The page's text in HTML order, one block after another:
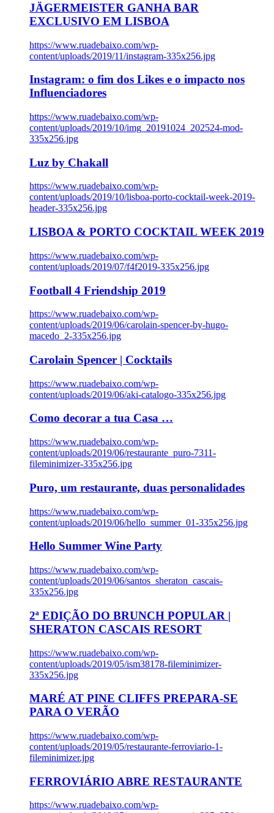
JÄGERMEISTER GANHA BAR
EXCLUSIVO EM LISBOA
https://www.ruadebaixo.com/wp-
content/uploads/2019/11/instagram-335x256.jpg
Instagram: o fim dos Likes e o impacto nos
Influenciadores
https://www.ruadebaixo.com/wp-
content/uploads/2019/10/img_20191024_202524-mod-
335x256.jpg
Luz by Chakall
https://www.ruadebaixo.com/wp-
content/uploads/2019/10/lisboa-porto-cocktail-week-2019-
header-335x256.jpg
LISBOA & PORTO COCKTAIL WEEK 2019
https://www.ruadebaixo.com/wp-
content/uploads/2019/07/f4f2019-335x256.jpg
Football 4 Friendship 2019
https://www.ruadebaixo.com/wp-
content/uploads/2019/06/carolain-spencer-by-hugo-
macedo_2-335x256.jpg
Carolain Spencer | Cocktails
https://www.ruadebaixo.com/wp-
content/uploads/2019/06/aki-catalogo-335x256.jpg
Como decorar a tua Casa …
https://www.ruadebaixo.com/wp-
content/uploads/2019/06/restaurante_puro-7311-
fileminimizer-335x256.jpg
Puro, um restaurante, duas personalidades
https://www.ruadebaixo.com/wp-
content/uploads/2019/06/hello_summer_01-335x256.jpg
Hello Summer Wine Party
https://www.ruadebaixo.com/wp-
content/uploads/2019/06/santos_sheraton_cascais-
335x256.jpg
2ª EDIÇÃO DO BRUNCH POPULAR |
SHERATON CASCAIS RESORT
https://www.ruadebaixo.com/wp-
content/uploads/2019/05/ism38178-fileminimizer-
335x256.jpg
MARÉ AT PINE CLIFFS PREPARA-SE
PARA O VERÃO
https://www.ruadebaixo.com/wp-
content/uploads/2019/05/restaurante-ferroviario-1-
fileminimizer.jpg
FERROVIÁRIO ABRE RESTAURANTE
https://www.ruadebaixo.com/wp-